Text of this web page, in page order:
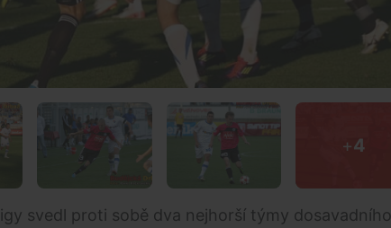
+4
svedl proti sobě dva nejhorší týmy dosavadního